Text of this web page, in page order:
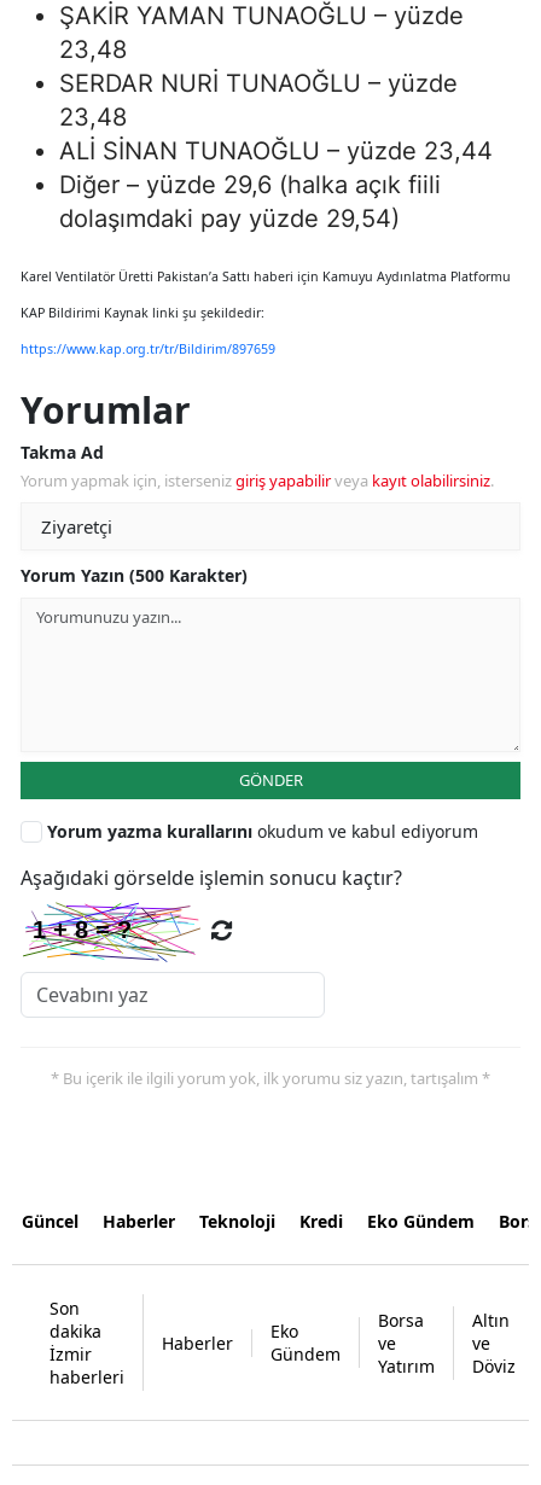
ŞAKİR YAMAN TUNAOĞLU – yüzde
23,48
SERDAR NURİ TUNAOĞLU – yüzde
23,48
ALİ SİNAN TUNAOĞLU – yüzde 23,44
Diğer – yüzde 29,6 (halka açık fiili
dolaşımdaki pay yüzde 29,54)
Karel Ventilatör Üretti Pakistan’a Sattı haberi için Kamuyu Aydınlatma Platformu
KAP Bildirimi Kaynak linki şu şekildedir:
https://www.kap.org.tr/tr/Bildirim/897659
Yorumlar
Takma Ad
Yorum yapmak için, istersenizgiriş yapabilirveya kayıt olabilirsiniz.
Yorum Yazın (500 Karakter)
GÖNDER
Yorum yazma kurallarını okudum ve kabul ediyorum
Aşağıdaki görselde işlemin sonucu kaçtır?
* Bu içerik ile ilgili yorum yok, ilk yorumu siz yazın, tartışalım *
Güncel Haberler Teknoloji Kredi Eko Gündem
Son
dakika
İzmir
haberleri
Haberler
Eko
Gündem
Borsa
ve
Yatırım
Altın
ve
Döviz